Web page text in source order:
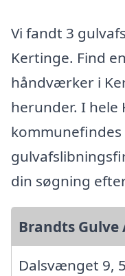
Vi fandt 3
Kertinge. Find
håndværker i
herunder. I hele
din søgning
Brandts Gulve
Dalsvænget 9,